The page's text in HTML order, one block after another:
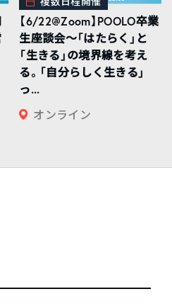
【6/22@Zoom】POOLO卒業
生座談会〜「はたらく」と
「生きる」の境界線を考え
る。「自分らしく生きる」
っ...
オンライン